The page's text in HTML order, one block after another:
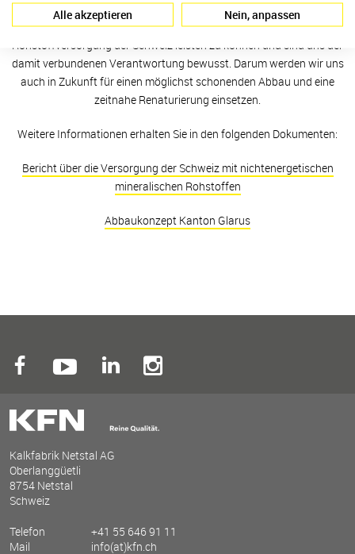
einziger Schweizer Kalkproduzent. Setzen wir diesen Wert nicht aufs
Spiel!» Wir freuen uns darüber, langfristig einen wichtigen Beitrag zur
Rohstoffversorgung der Schweiz leisten zu können und sind uns der
damit verbundenen Verantwortung bewusst. Darum werden wir uns
auch in Zukunft für einen möglichst schonenden Abbau und eine
zeitnahe Renaturierung einsetzen.
Weitere Informationen erhalten Sie in den folgenden Dokumenten:
Bericht über die Versorgung der Schweiz mit nichtenergetischen
mineralischen Rohstoffen
Abbaukonzept Kanton Glarus
Kalkfabrik Netstal AG
Oberlanggüetli
8754 Netstal
Schweiz
Telefon
+41 55 646 91 11
Mail
info(at)kfn.ch
Alle akzeptieren Nein, anpassen